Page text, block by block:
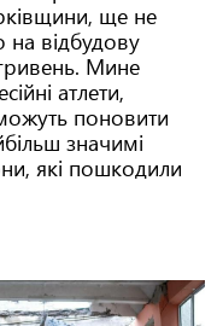
ще не
відбудову
Мине
атлети,
поновити
значимі
які пошкодили